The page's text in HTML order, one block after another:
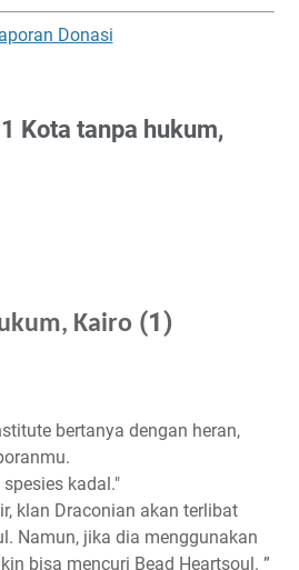
Donasi
Kota tanpa hukum,
Kairo (1)
bertanya dengan heran,
kadal."
klan Draconian akan terlibat
Namun, jika dia menggunakan
bisa mencuri Bead Heartsoul. ”